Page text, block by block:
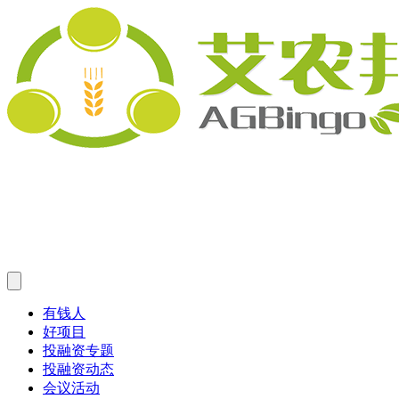
有钱人
好项目
投融资专题
投融资动态
会议活动